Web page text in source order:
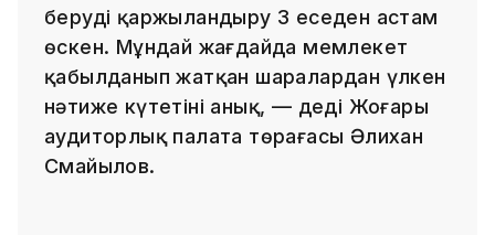
беруді қаржыландыру 3 еседен астам
өскен. Мұндай жағдайда мемлекет
қабылданып жатқан шаралардан үлкен
нәтиже күтетіні анық, — деді Жоғары
аудиторлық палата төрағасы Әлихан
Смайылов.